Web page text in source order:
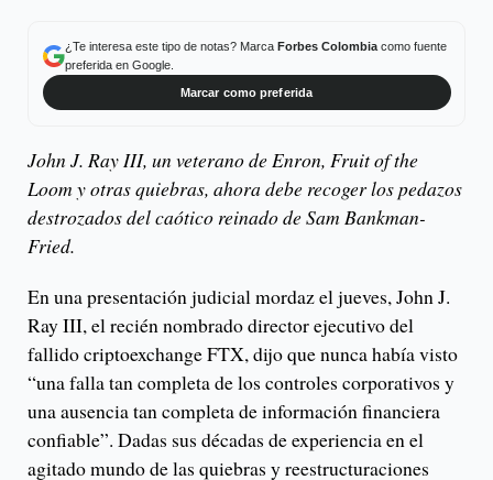
¿Te interesa este tipo de notas? Marca Forbes Colombiacomo fuente
preferida en Google.
Marcar como preferida
John J. Ray III, un veterano de Enron, Fruit of the
Loom y otras quiebras, ahora debe recoger los pedazos
destrozados del caótico reinado de Sam Bankman-
Fried.
En una presentación judicial mordaz el jueves, John J.
Ray III, el recién nombrado director ejecutivo del
fallido criptoexchange FTX, dijo que nunca había visto
“una falla tan completa de los controles corporativos y
una ausencia tan completa de información financiera
confiable”. Dadas sus décadas de experiencia en el
agitado mundo de las quiebras y reestructuraciones